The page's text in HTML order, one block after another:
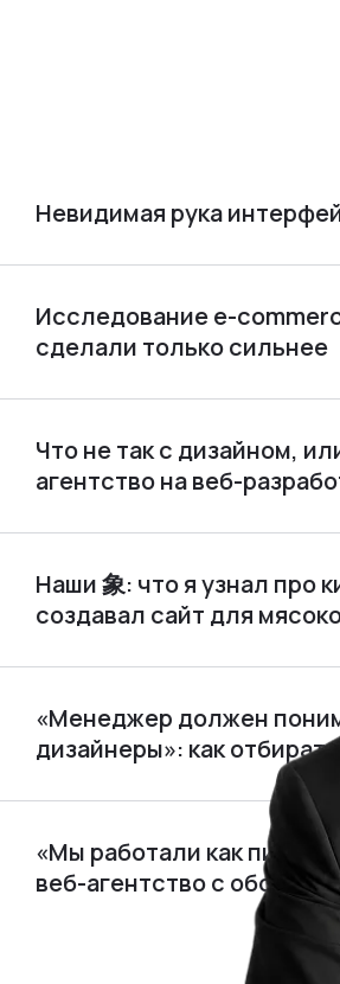
Невидимая рука
Исследование e-
сделали только сильнее
Что не так с дизайном,
агентство на веб-
Наши 象: что я узнал про
создавал сайт для
«Менеджер должен
дизайнеры»: как
«Мы работали как
веб⁠-⁠агентство с оборотом